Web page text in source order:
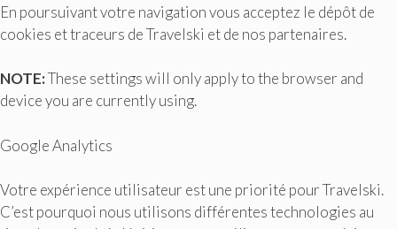
En poursuivant votre navigation vous acceptez le dépôt de
cookies et traceurs de Travelski et de nos partenaires.
NOTE:These settings will only apply to the browser and
device you are currently using.
Google Analytics
Votre expérience utilisateur est une priorité pour Travelski.
C’est pourquoi nous utilisons différentes technologies au